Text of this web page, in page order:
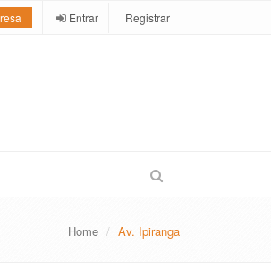
Entrar Registrar
Home Av. Ipiranga